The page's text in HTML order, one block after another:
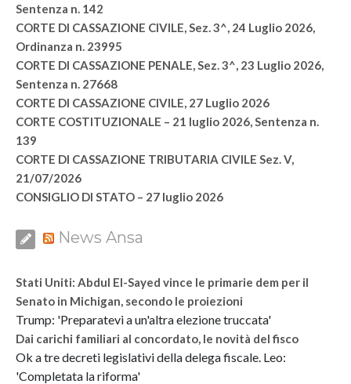
Sentenza n. 142
CORTE DI CASSAZIONE CIVILE, Sez. 3^, 24 Luglio 2026,
Ordinanza n. 23995
CORTE DI CASSAZIONE PENALE, Sez. 3^, 23 Luglio 2026,
Sentenza n. 27668
CORTE DI CASSAZIONE CIVILE, 27 Luglio 2026
CORTE COSTITUZIONALE – 21 luglio 2026, Sentenza n.
139
CORTE DI CASSAZIONE TRIBUTARIA CIVILE Sez. V,
21/07/2026
CONSIGLIO DI STATO – 27 luglio 2026
News Ansa
Stati Uniti: Abdul El-Sayed vince le primarie dem per il
Senato in Michigan, secondo le proiezioni
Trump: 'Preparatevi a un'altra elezione truccata'
Dai carichi familiari al concordato, le novità del fisco
Ok a tre decreti legislativi della delega fiscale. Leo:
'Completata la riforma'